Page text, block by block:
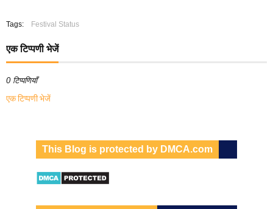
Tags: Festival Status
एक टिप्पणी भेजें
0 टिप्पणियाँ
एक टिप्पणी भेजें
This Blog is protected by DMCA.com